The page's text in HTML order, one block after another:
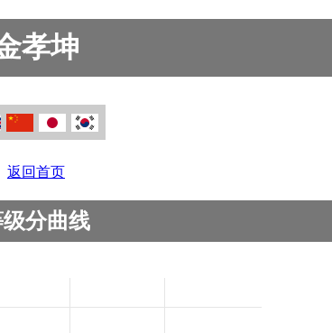
孝坤
返回首页
分曲线